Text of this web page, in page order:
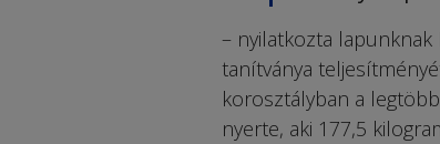
– nyilatkozta lapunknak
tanítványa
korosztályban a
nyerte, aki 177,5